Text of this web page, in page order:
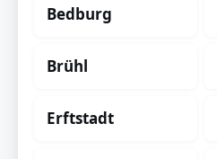
Bedburg
Brühl
Erftstadt